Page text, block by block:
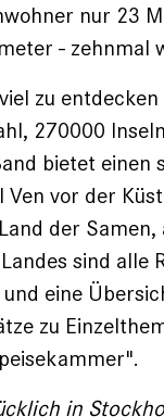
nur 23
- zehnmal
zu
270000
bietet einen
Ven vor der
der
sind alle
eine
zu
in